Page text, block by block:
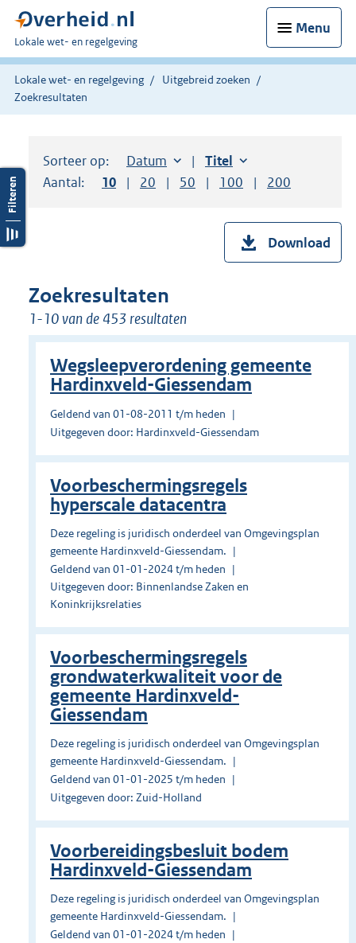
Menu
U
bent
hier:
Lokale wet- en regelgeving
Lokale wet- en regelgeving
Uitgebreid zoeken
Zoekresultaten
Sorteer op: Sorteer op:
Datum aflopendSorteer op:
Titel oplopend
Aantal:
Toon
10 resultaten per pagina
Toon
20 resultaten per pagina
Toon
50 resultaten per pagina
Toon
100 resultaten per
Toon
200
Download
Zoekresultaten
1-10 van de 453 resultaten
Wegsleepverordening gemeente
Hardinxveld-Giessendam
Geldend van 01-08-2011 t/m heden
Uitgegeven door: Hardinxveld-Giessendam
Voorbeschermingsregels
hyperscale datacentra
Deze regeling is juridisch onderdeel van Omgevingsplan
gemeente Hardinxveld-Giessendam.
Geldend van 01-01-2024 t/m heden
Uitgegeven door: Binnenlandse Zaken en
Koninkrijksrelaties
Voorbeschermingsregels
grondwaterkwaliteit voor de
gemeente Hardinxveld-
Giessendam
Deze regeling is juridisch onderdeel van Omgevingsplan
gemeente Hardinxveld-Giessendam.
Geldend van 01-01-2025 t/m heden
Uitgegeven door: Zuid-Holland
Voorbereidingsbesluit bodem
Hardinxveld-Giessendam
Deze regeling is juridisch onderdeel van Omgevingsplan
gemeente Hardinxveld-Giessendam.
Geldend van 01-01-2024 t/m heden